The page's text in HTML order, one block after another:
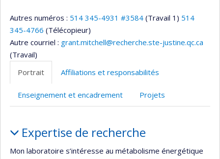
Autres numéros : 514 345-4931 #3584 (Travail 1) 514
345-4766 (Télécopieur)
Autre courriel : grant.mitchell@recherche.ste-justine.qc.ca
(Travail)
Portrait
Affiliations et responsabilités
Enseignement et encadrement Projets
Expertise de recherche
Mon laboratoire s’intéresse au métabolisme énergétique